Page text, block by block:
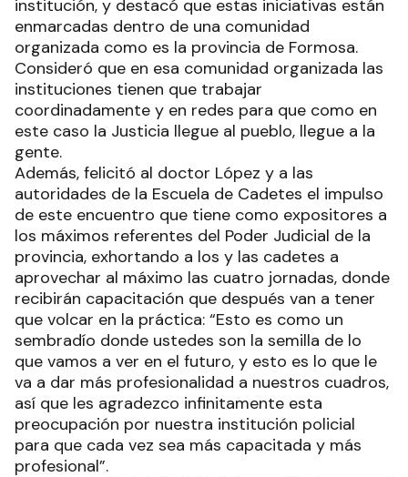
institución, y destacó que estas iniciativas están
enmarcadas dentro de una comunidad
organizada como es la provincia de Formosa.
Consideró que en esa comunidad organizada las
instituciones tienen que trabajar
coordinadamente y en redes para que como en
este caso la Justicia llegue al pueblo, llegue a la
gente.
Además, felicitó al doctor López y a las
autoridades de la Escuela de Cadetes el impulso
de este encuentro que tiene como expositores a
los máximos referentes del Poder Judicial de la
provincia, exhortando a los y las cadetes a
aprovechar al máximo las cuatro jornadas, donde
recibirán capacitación que después van a tener
que volcar en la práctica: “Esto es como un
sembradío donde ustedes son la semilla de lo
que vamos a ver en el futuro, y esto es lo que le
va a dar más profesionalidad a nuestros cuadros,
así que les agradezco infinitamente esta
preocupación por nuestra institución policial
para que cada vez sea más capacitada y más
profesional”.